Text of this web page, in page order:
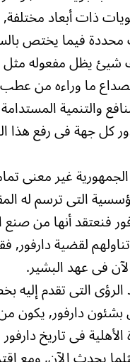
ذات أبعاد
فيما يختص
شيئ يظل مفعوله مثل
الصداع ما وراءه
والتنمية
كل جهة فى رفع هذا
غير معنى
التى ترسم له
فنعتقد أنها من صنع
لقضية دارفور,
فى عهد البشير.
التى تقدم
دارفور, يكون من
الأهلية فى تاريخ